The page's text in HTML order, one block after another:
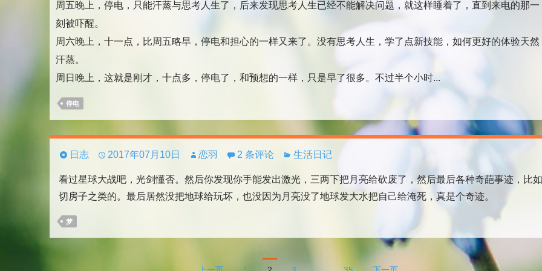
周五晚上，停电，只能汗蒸与思考人生了，后来发现思考人生已经不能解决问题，就这样睡着了，直到来电的那一
刻被吓醒。
周六晚上，十一点，比周五略早，停电和担心的一样又来了。没有思考人生，学了点新技能，如何更好的体验天然
汗蒸。
周日晚上，这就是刚才，十点多，停电了，和预想的一样，只是早了很多。不过半个小时...
停电
日志 2017年07月10日 恋羽 2 条评论 生活日记
看过星球大战吧，光剑懂否。然后你发现你手能发出激光，三两下把月亮给砍废了，然后最后各种奇葩事迹，比如
切房子之类的。最后居然没把地球给玩坏，也没因为月亮没了地球发大水把自己给淹死，真是个奇迹。
梦